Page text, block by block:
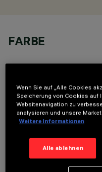
FARBE
OPTIONALE
Wenn Sie auf „Alle Cookies
Speicherung von Cookies auf
Websitenavigation zu
analysieren und unsere
Weitere Informationen
Alle ablehnen